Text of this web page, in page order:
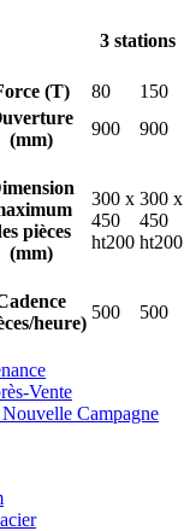
3 stations
(T)
80 150
(mm)
900 900
pièces
(mm)
300 x
450
ht200
300 x
450
ht200
heure)
500 500
Vente
Campagne